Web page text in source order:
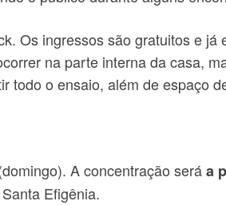
Os ingressos são gratuitos e
na parte interna da casa,
o ensaio, além de espaço
A concentração seráa
Efigênia.